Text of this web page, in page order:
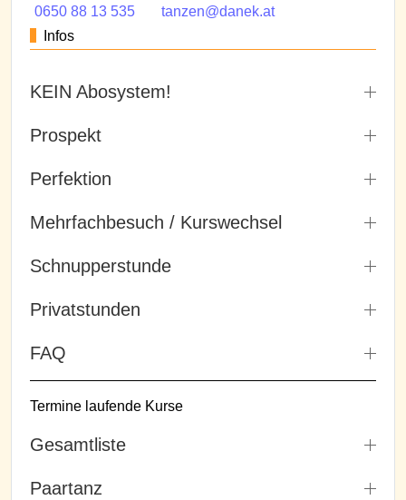
0650 88 13 535
tanzen@danek.at
Infos
KEIN Abosystem!
Prospekt
Perfektion
Mehrfachbesuch / Kurswechsel
Schnupperstunde
Privatstunden
FAQ
Termine laufende Kurse
Gesamtliste
Paartanz